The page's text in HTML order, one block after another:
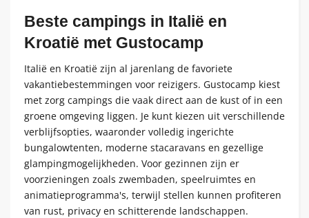
Beste campings in Italië en
Kroatië met Gustocamp
Italië en Kroatië zijn al jarenlang de favoriete
vakantiebestemmingen voor reizigers. Gustocamp kiest
met zorg campings die vaak direct aan de kust of in een
groene omgeving liggen. Je kunt kiezen uit verschillende
verblijfsopties, waaronder volledig ingerichte
bungalowtenten, moderne stacaravans en gezellige
glampingmogelijkheden. Voor gezinnen zijn er
voorzieningen zoals zwembaden, speelruimtes en
animatieprogramma's, terwijl stellen kunnen profiteren
van rust, privacy en schitterende landschappen.